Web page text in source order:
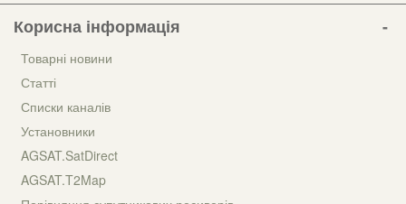
Корисна інформація
Товарні новини
Статті
Списки каналів
Установники
AGSAT.SatDirect
AGSAT.T2Map